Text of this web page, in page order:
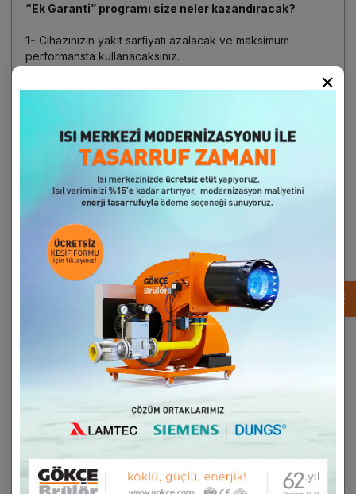
“Ek Garanti” programı size neler kazandıracak?
1- Cihazınızın yakıt sarfiyatı azalacak ve maksimum
performansta kullanacaksınız.
3-Sürpriz arıza oluşsa dahi yetkili servis iş programında
Hem arıza servisliği, hem de malzeme için sizden
periyodik bakım anlaşması dışında başka ücret
alınmayacak.
Cihazınız çevreyi ve havamızı kirletmeyecek.
Muhtemel iş kazaları ve maddi / manevi kayıp riskleri
İlk iki yıl yasal garanti süresinde ücretsiz periyodik
bakım hizmeti kazanacaksınız.
Program Nasıl Çalışıyor?
Gökçe Brülör den alacağınız cihazın Gökçe Yetkili servisi
tarafından devreye alınması esnasında, siz ek garanti
talebi yapıp, cüz’i bir ücret ödeyerek bu ek garanti
hakkını kazanmış olacaksınız.
Bu “ek garanti” hakkı ile, Cihazınıza yasal garanti
sürecinde bedelsiz periyodik bakım hizmeti yapılacaktır.
2- Periyodik Bakım;
yıl “periyodik bakım” anlaşması yaparak bu ek garanti
devam edecektir.
×